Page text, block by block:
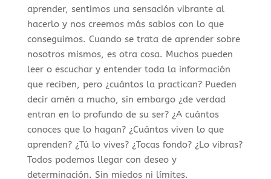
aprender, sentimos una sensación vibrante al
hacerlo y nos creemos más sabios con lo que
conseguimos. Cuando se trata de aprender sobre
nosotros mismos, es otra cosa. Muchos pueden
leer o escuchar y entender toda la información
que reciben, pero ¿cuántos la practican? Pueden
decir amén a mucho, sin embargo ¿de verdad
entran en lo profundo de su ser? ¿A cuántos
conoces que lo hagan? ¿Cuántos viven lo que
aprenden? ¿Tú lo vives? ¿Tocas fondo? ¿Lo vibras?
Todos podemos llegar con deseo y
determinación. Sin miedos ni límites.